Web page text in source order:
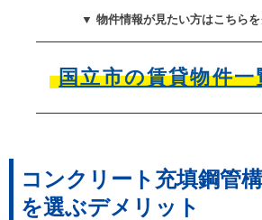
▼ 物件情報が見たい方はこちら
国立市の賃貸物件
コンクリート充填鋼管
を選ぶデメリット